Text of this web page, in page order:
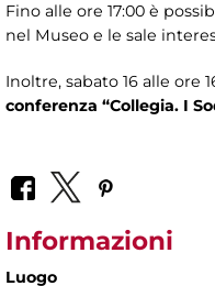
Fino alle ore 17:00 è
nel Museo e le sale
Inoltre, sabato 16 alle ore
conferenza “Collegia. I
Informazioni
Luogo